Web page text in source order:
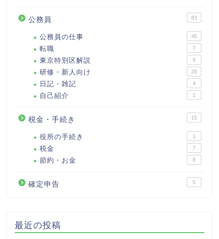
公務員 83
公務員の仕事 45
転職 7
東京特別区解説 8
研修・新人向け 28
日記・雑記 4
自己紹介 1
税金・手続き 15
役所の手続き 1
税金 7
節約・お金 8
確定申告 5
最近の投稿